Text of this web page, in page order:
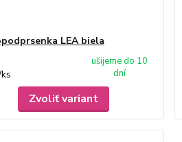
LEA biela
ks
ušijeme do 10
dní
Zvoliť variant